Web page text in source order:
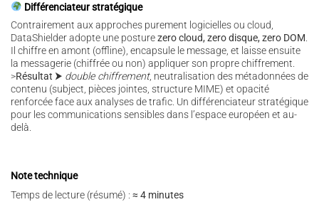
Différenciateur stratégique
Contrairement aux approches purement logicielles ou cloud,
DataShielder adopte une posturezero cloud, zero disque, zero DOM.
Il chiffre en amont (offline), encapsule le message, et laisse ensuite
la messagerie (chiffrée ou non) appliquer son propre chiffrement.
>Résultat ⮞ double chiffrement, neutralisation des métadonnées de
contenu (subject, pièces jointes, structure MIME) et opacité
renforcée face aux analyses de trafic. Un différenciateur stratégique
pour les communications sensibles dans l’espace européen et au-
delà.
Note technique
Temps de lecture (résumé) : ≈ 4 minutes